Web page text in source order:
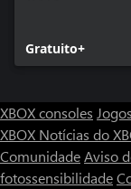
Gratuito+
XBOX consoles
XBOX Notícias do
ComunidadeAviso
fotossensibilidade